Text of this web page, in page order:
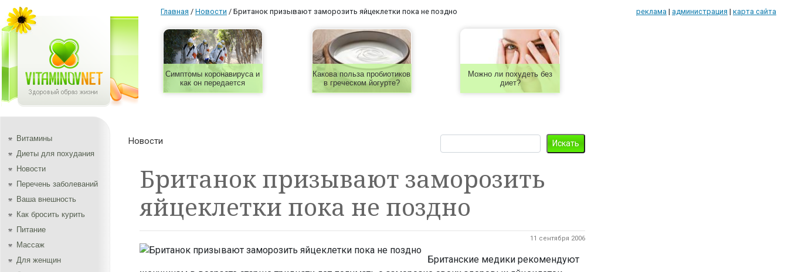
Главная / Новости / Британок призывают заморозить яйцеклетки пока не поздно реклама | администрация | карта сайта
Симптомы коронавируса и
как он передается
Какова польза пробиотиков
в греческом йогурте?
Можно ли похудеть без
диет?
Витамины
Диеты для похудания
Новости
Перечень заболеваний
Ваша внешность
Как бросить курить
Питание
Массаж
Для женщин
Новости
Британок призывают заморозить
яйцеклетки пока не поздно
11 сентября 2006
Британские медики рекомендуют